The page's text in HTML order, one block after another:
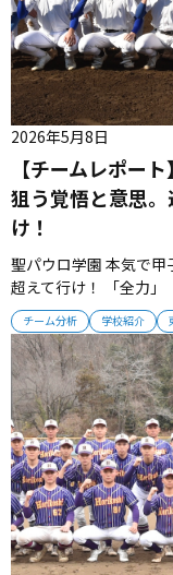
チーム分析 学校紹介
【チームレポー
狙う覚悟と意思
け！
2026年5月8日
聖パウロ学園 本気で
超えて行け！ 「全力
進出を果たした聖パウ
場（準々決勝以上）を
を撃破 個性あふれる
て...